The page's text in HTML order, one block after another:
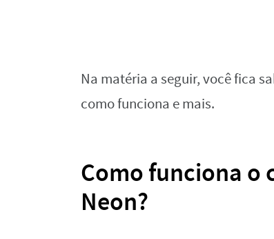
Na matéria a seguir, você fica
como funciona e mais.
Como funciona o
Neon?